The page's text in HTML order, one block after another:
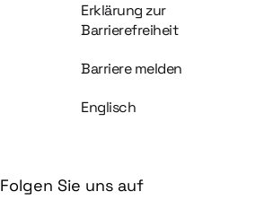
Information und Service
Erklärung zur
Barrierefreiheit
Barriere melden
Englisch
Folgen Sie uns auf